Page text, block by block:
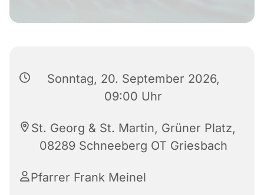
Sonntag, 20. September 2026,
09:00 Uhr
St. Georg & St. Martin, Grüner Platz,
08289 Schneeberg OT Griesbach
Pfarrer Frank Meinel